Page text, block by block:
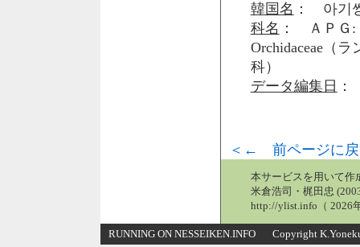
韓国名 ： 아기
科名 ： ＡＰＧ:
Orchidaceae（
科）
データ編集日
＜← 前ページに戻
本サービスを用いて作
米倉浩司・梶田忠
http://ylist.info（ 2026
RUNNING ON NESSEIKEN.INFO Copyright